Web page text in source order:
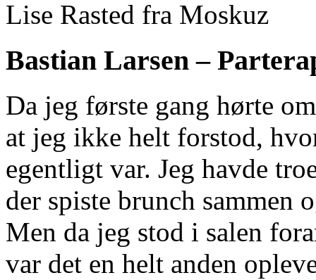
Lise Rasted fra Moskuz
Bastian Larsen –
Da jeg første gang hørte
at jeg ikke helt forstod,
egentligt var. Jeg havde
der spiste brunch sammen
Men da jeg stod i salen
var det en helt anden